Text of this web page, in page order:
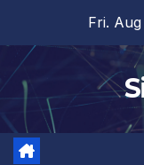
content
Fri.